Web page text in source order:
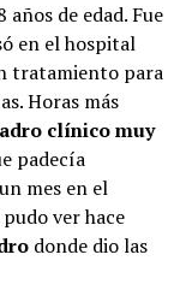
de edad. Fue
en el hospital
tratamiento para
Horas más
clínico muy
padecía
mes en el
ver hace
donde dio las